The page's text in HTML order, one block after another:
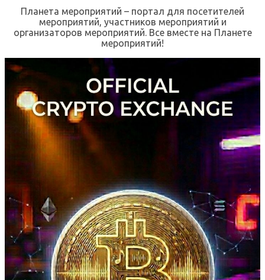
Планета мероприятий – портал для посетителей
мероприятий, участников мероприятий и
организаторов мероприятий. Все вместе на Планете
мероприятий!